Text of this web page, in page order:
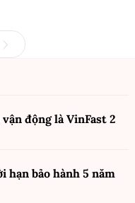
động là VinFast 2
hạn bảo hành 5 năm